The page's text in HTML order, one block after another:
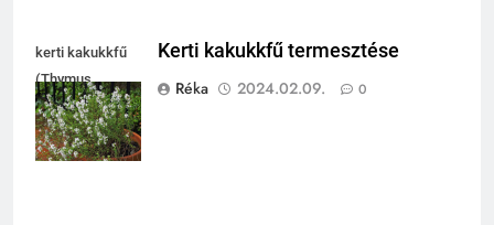
kerti kakukkfű
(Thymus
vulgaris)
Kerti kakukkfű termesztése
Réka
2024.02.09. 0